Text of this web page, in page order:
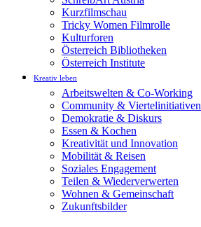
Kurzfilmschau
Tricky Women Filmrolle
Kulturforen
Österreich Bibliotheken
Österreich Institute
Kreativ leben
Arbeitswelten & Co-Working
Community & Viertelinitiativen
Demokratie & Diskurs
Essen & Kochen
Kreativität und Innovation
Mobilität & Reisen
Soziales Engagement
Teilen & Wiederverwerten
Wohnen & Gemeinschaft
Zukunftsbilder